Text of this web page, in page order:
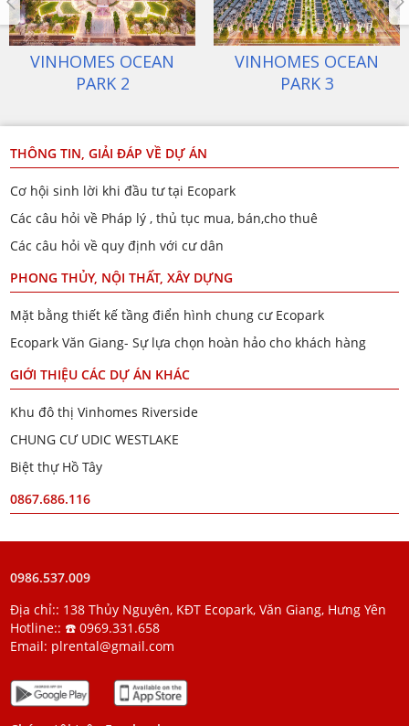
ECOPARK VĂN GIANG
VINHOMES OCEAN
PARK 1
THÔNG TIN, GIẢI ĐÁP VỀ DỰ ÁN
Cơ hội sinh lời khi đầu tư tại Ecopark
Các câu hỏi về Pháp lý , thủ tục mua, bán,cho thuê
Các câu hỏi về quy định với cư dân
PHONG THỦY, NỘI THẤT, XÂY DỰNG
Mặt bằng thiết kế tầng điển hình chung cư Ecopark
Ecopark Văn Giang- Sự lựa chọn hoàn hảo cho khách hàng
GIỚI THIỆU CÁC DỰ ÁN KHÁC
Khu đô thị Vinhomes Riverside
CHUNG CƯ UDIC WESTLAKE
Biệt thự Hồ Tây
0867.686.116
0986.537.009
Địa chỉ:: 138 Thủy Nguyên, KĐT Ecopark, Văn Giang, Hưng Yên
Hotline:: ☎️ 0969.331.658
Email: plrental@gmail.com